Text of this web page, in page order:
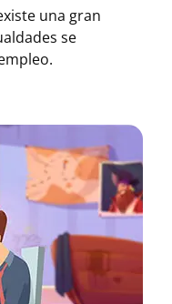
una gran
se